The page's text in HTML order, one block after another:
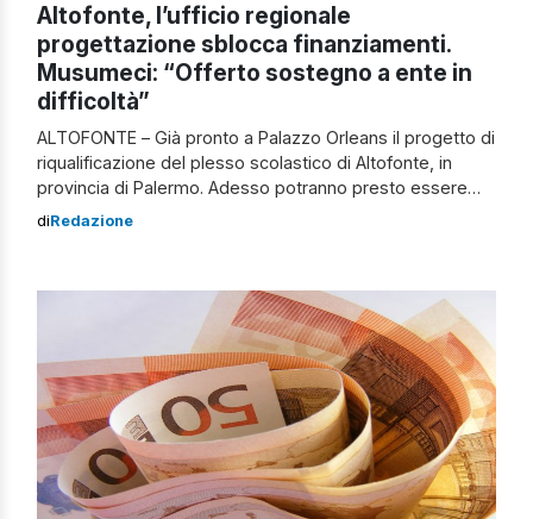
Altofonte, l’ufficio regionale
progettazione sblocca finanziamenti.
Musumeci: “Offerto sostegno a ente in
difficoltà”
ALTOFONTE – Già pronto a Palazzo Orleans il progetto di
riqualificazione del plesso scolastico di Altofonte, in
provincia di Palermo. Adesso potranno presto essere
impiegati i quasi 6 milioni di euro destinati dal Miur alla
“Armaforte centrale”. Il progetto definitivo, che ora
consentirà all’amministrazione del Comune del […]
diRedazione